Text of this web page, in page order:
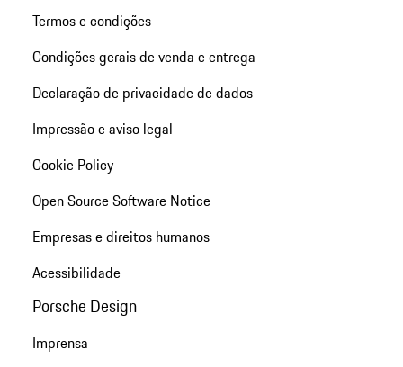
Termos e condições
Condições gerais de venda e entrega
Declaração de privacidade de dados
Impressão e aviso legal
Cookie Policy
Open Source Software Notice
Empresas e direitos humanos
Acessibilidade
Porsche Design
Imprensa